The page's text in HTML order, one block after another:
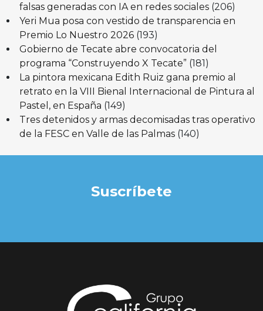
falsas generadas con IA en redes sociales (206)
Yeri Mua posa con vestido de transparencia en
Premio Lo Nuestro 2026 (193)
Gobierno de Tecate abre convocatoria del
programa “Construyendo X Tecate” (181)
La pintora mexicana Edith Ruiz gana premio al
retrato en la VIII Bienal Internacional de Pintura al
Pastel, en España (149)
Tres detenidos y armas decomisadas tras operativo
de la FESC en Valle de las Palmas (140)
Suscríbete